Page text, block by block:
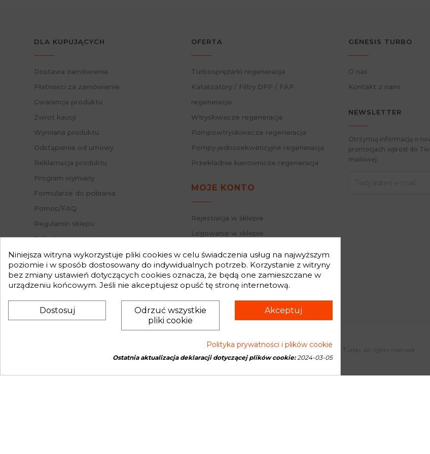
DLA KUPUJĄCYCH
Dostawa zamówienia
Płatności za zamówienie
Gwarancja produktu
Zwrot kaucji
Wymiana produktu
Odstąpienie od umowy
Reklamacja produktu
Program wymiany
Formularze do pobrania
Pomoc/FAQ
Regulamin sklepu
Polityka prywatności
Mapa strony
Nasz Blog
Słownik pojęć
Zwroty
OFERTA
Turbosprężarki regeneracja
Katalizatory / Filtry DPF / FAP
regeneracja
Wtryskiwacze regeneracja
Pompowtryskiwacze regeneracja
Pompy jednosekwencyjne regeneracja
Przekładnie kierownicze regeneracja
MOJE KONTO
Rejestracja w sklepie
Logowanie w sklepie
Status zamówienia
GENESIS TURBO
O nas
Kontakt z nami
NEWSLETTER
Otrzymuj informację o
promocjach wprost do
mailowej:
Copyright © 2026 Genesis Turbo. All rights reserved
Niniejsza witryna wykorzystuje pliki cookies w celu świadczenia usług na najwyższym
poziomie i w sposób dostosowany do indywidualnych potrzeb. Korzystanie z witryny
bez zmiany ustawień dotyczących cookies oznacza, że będą one zamieszczane w
urządzeniu końcowym. Jeśli nie akceptujesz opuść tę stronę internetową.
Akceptuj
Odrzuć wszystkie
pliki cookie
Dostosuj
Polityka prywatności i plików cookie
Ostatnia aktualizacja deklaracji dotyczącej plików cookie:2024-03-05